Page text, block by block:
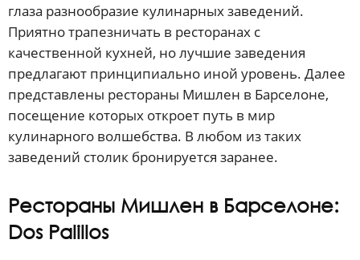
глаза разнообразие кулинарных заведений.
Приятно трапезничать в ресторанах с
качественной кухней, но лучшие заведения
предлагают принципиально иной уровень. Далее
представлены рестораны Мишлен в Барселоне,
посещение которых откроет путь в мир
кулинарного волшебства. В любом из таких
заведений столик бронируется заранее.
Рестораны Мишлен в Барселоне:
Dos Palillos